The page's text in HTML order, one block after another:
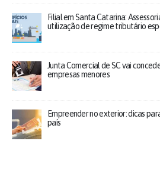
Filial em Santa Catarina:
utilização de regime tributário
Junta Comercial de SC vai
empresas menores
Empreender no exterior: dicas
país